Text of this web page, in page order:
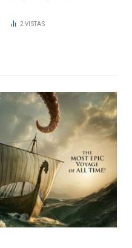
2VISTAS